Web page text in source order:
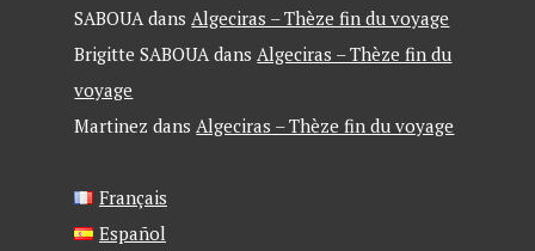
SABOUAdansAlgeciras – Thèze fin du voyage
Brigitte SABOUAdansAlgeciras – Thèze fin du
voyage
Martinez dansAlgeciras – Thèze fin du voyage
Français
Español